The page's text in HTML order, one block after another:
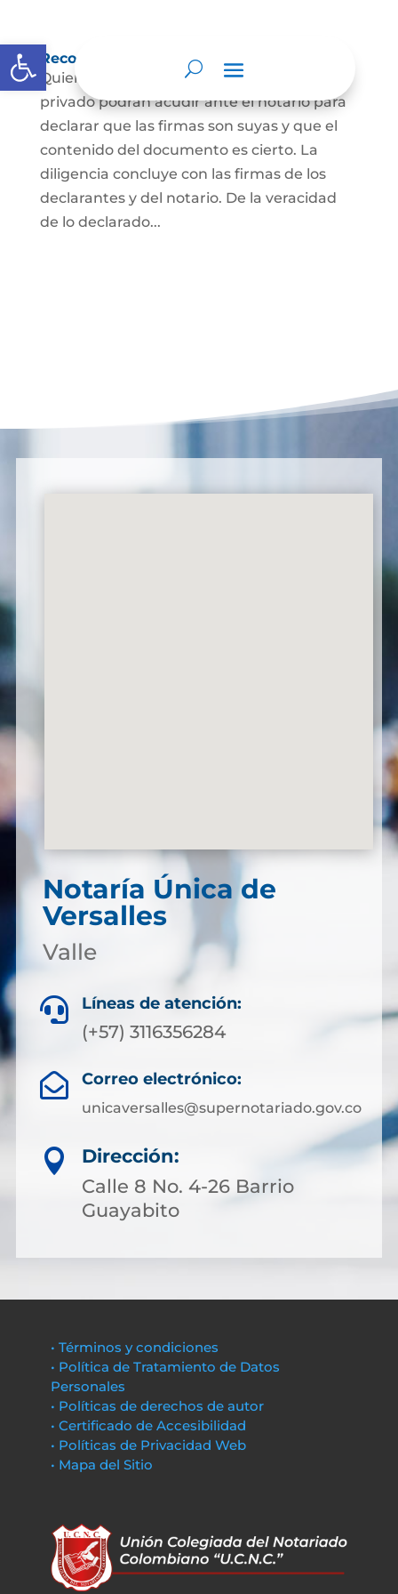
Abrir barra de herramientas
Reconocimiento de firma y contenido
Quienes hayan firmado un documento
privado podrán acudir ante el notario para
declarar que las firmas son suyas y que el
contenido del documento es cierto. La
diligencia concluye con las firmas de los
declarantes y del notario. De la veracidad
de lo declarado...
Notaría Única de
Versalles
Valle
 Líneas de atención:
(+57) 3116356284
 Correo electrónico:
unicaversalles@supernotariado.gov.co

Dirección:
Calle 8 No. 4-26 Barrio
Guayabito
• Términos y condiciones
• Política de Tratamiento de Datos
Personales
• Políticas de derechos de autor
• Certificado de Accesibilidad
• Políticas de Privacidad Web
• Mapa del Sitio